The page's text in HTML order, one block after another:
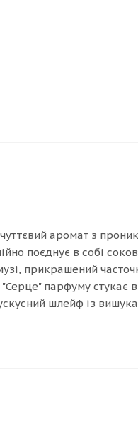
аромат з
поєднує в собі
прикрашений
парфуму стукає
шлейф із